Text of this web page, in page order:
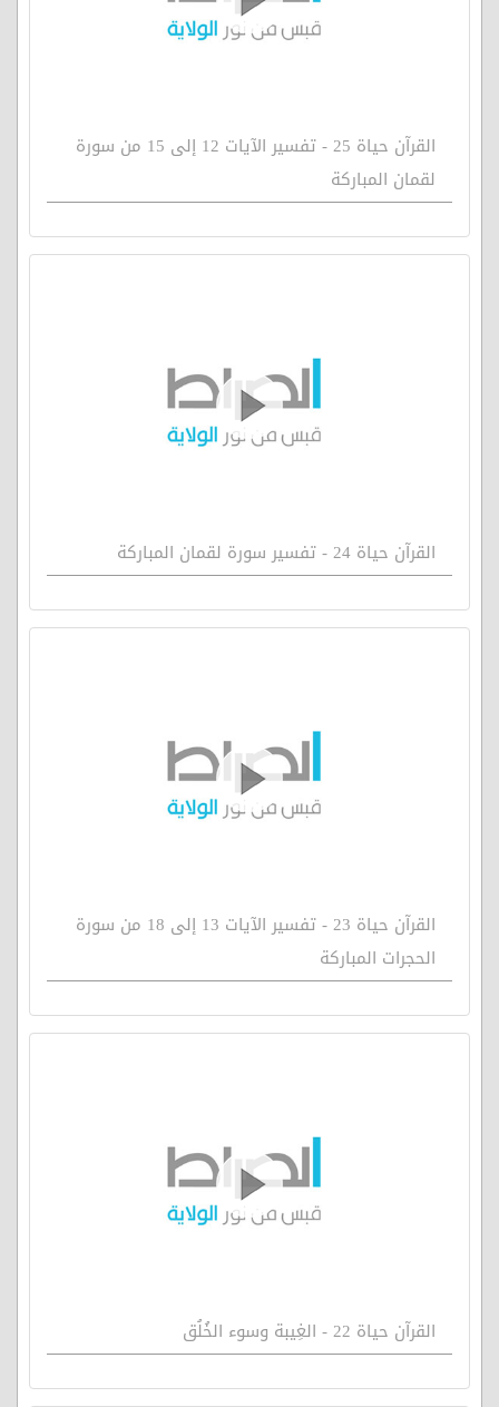
القرآن حياة 25 - تفسير الآيات 12 إلى 15 من سورة
لقمان المباركة
القرآن حياة 24 - تفسير سورة لقمان المباركة
القرآن حياة 23 - تفسير الآيات 13 إلى 18 من سورة
الحجرات المباركة
القرآن حياة 22 - الغِيبة وسوء الخُلُق